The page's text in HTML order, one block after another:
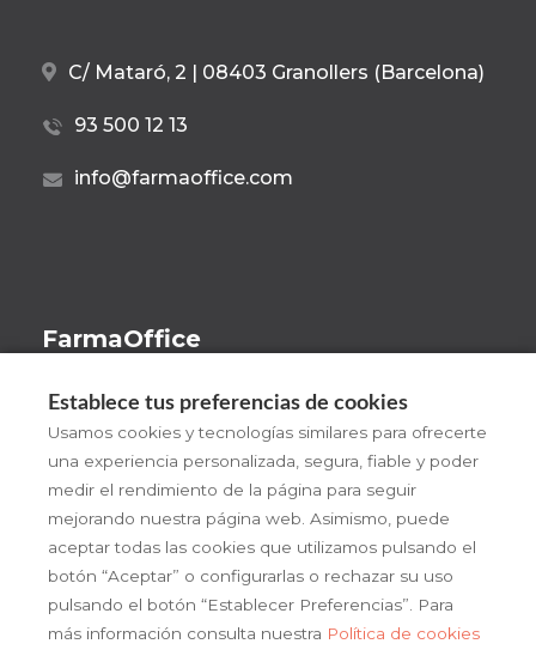
C/ Mataró, 2 | 08403 Granollers (Barcelona)
93 500 12 13
info@farmaoffice.com
FarmaOffice
Beneficios
¡Pruébalo!
FarmaOffice
Actualidad
Contacto
Establece tus preferencias de cookies
Usamos cookies y tecnologías similares para ofrecerte
una experiencia personalizada, segura, fiable y poder
medir el rendimiento de la página para seguir
mejorando nuestra página web. Asimismo, puede
aceptar todas las cookies que utilizamos pulsando el
botón “Aceptar” o configurarlas o rechazar su uso
pulsando el botón “Establecer Preferencias”. Para
más información consulta nuestra Política de cookies